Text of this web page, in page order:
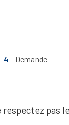
4 Demande
pas